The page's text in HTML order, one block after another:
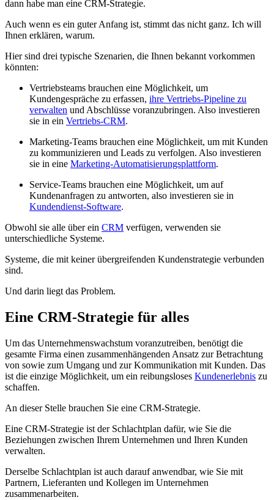
dann habe man eine CRM-Strategie.
Auch wenn es ein guter Anfang ist, stimmt das nicht ganz. Ich will
Ihnen erklären, warum.
Hier sind drei typische Szenarien, die Ihnen bekannt vorkommen
könnten:
Vertriebsteams brauchen eine Möglichkeit, um
Kundengespräche zu erfassen, ihre Vertriebs-Pipeline zu
verwalten und Abschlüsse voranzubringen. Also investieren
sie in ein Vertriebs-CRM.
Marketing-Teams brauchen eine Möglichkeit, um mit Kunden
zu kommunizieren und Leads zu verfolgen. Also investieren
sie in eine Marketing-Automatisierungsplattform.
Service-Teams brauchen eine Möglichkeit, um auf
Kundenanfragen zu antworten, also investieren sie in
Kundendienst-Software.
Obwohl sie alle über ein CRM verfügen, verwenden sie
unterschiedliche Systeme.
Systeme, die mit keiner übergreifenden Kundenstrategie verbunden
sind.
Und darin liegt das Problem.
Eine CRM-Strategie für alles
Um das Unternehmenswachstum voranzutreiben, benötigt die
gesamte Firma einen zusammenhängenden Ansatz zur Betrachtung
von sowie zum Umgang und zur Kommunikation mit Kunden. Das
ist die einzige Möglichkeit, um ein reibungsloses Kundenerlebnis zu
schaffen.
An dieser Stelle brauchen Sie eine CRM-Strategie.
Eine CRM-Strategie ist der Schlachtplan dafür, wie Sie die
Beziehungen zwischen Ihrem Unternehmen und Ihren Kunden
verwalten.
Derselbe Schlachtplan ist auch darauf anwendbar, wie Sie mit
Partnern, Lieferanten und Kollegen im Unternehmen
zusammenarbeiten.